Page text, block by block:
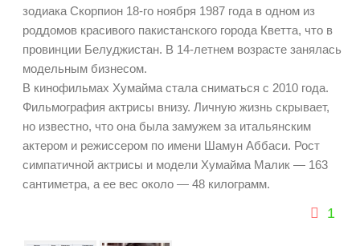
зодиака Скорпион 18-го ноября 1987 года в одном из
роддомов красивого пакистанского города Кветта, что в
провинции Белуджистан. В 14-летнем возрасте занялась
модельным бизнесом.
В кинофильмах Хумайма стала сниматься с 2010 года.
Фильмография актрисы внизу. Личную жизнь скрывает,
но известно, что она была замужем за итальянским
актером и режиссером по имени Шамун Аббаси. Рост
симпатичной актрисы и модели Хумайма Малик — 163
сантиметра, а ее вес около — 48 килограмм.
1